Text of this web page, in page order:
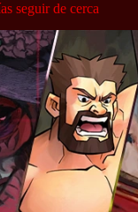
seguir de cerca